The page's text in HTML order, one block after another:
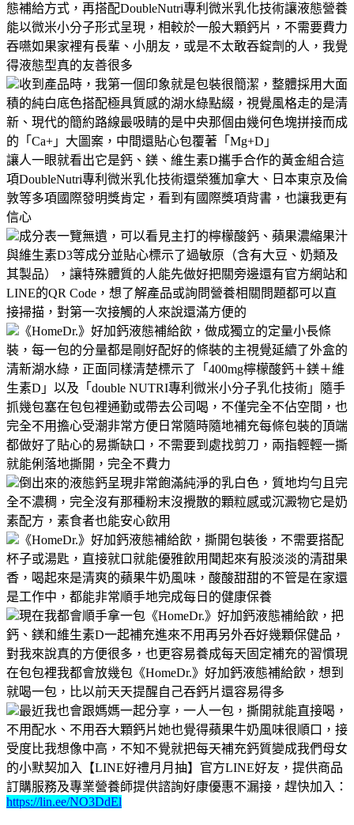
態補給方式，再搭配DoubleNutri專利微米乳化技術讓液態營養
能以微米小分子形式呈現，相較於一般大顆鈣片，不需要費力
吞嚥如果家裡有長輩、小朋友，或是不太敢吞錠劑的人，我覺
得液態型真的友善很多
收到產品時，我第一個印象就是包裝很簡潔，整體採用大面
積的純白底色搭配極具質感的湖水綠點綴，視覺風格走的是清
新、現代的簡約路線最吸睛的是中央那個由幾何色塊拼接而成
的「Ca+」大圖案，中間還貼心包覆著「Mg+D」
讓人一眼就看出它是鈣、鎂、維生素D攜手合作的黃金組合這
項DoubleNutri專利微米乳化技術還榮獲加拿大、日本東京及倫
敦等多項國際發明獎肯定，看到有國際獎項背書，也讓我更有
信心
成分表一覽無遺，可以看見主打的檸檬酸鈣、蘋果濃縮果汁
與維生素D3等成分並貼心標示了過敏原（含有大豆、奶類及
其製品），讓特殊體質的人能先做好把關旁邊還有官方網站和
LINE的QR Code，想了解產品或詢問營養相關問題都可以直
接掃描，對第一次接觸的人來說還滿方便的
《HomeDr.》好加鈣液態補給飲，做成獨立的定量小長條
裝，每一包的分量都是剛好配好的條裝的主視覺延續了外盒的
清新湖水綠，正面同樣清楚標示了「400mg檸檬酸鈣＋鎂＋維
生素D」以及「double NUTRI專利微米小分子乳化技術」隨手
抓幾包塞在包包裡通勤或帶去公司喝，不僅完全不佔空間，也
完全不用擔心受潮非常方便日常隨時隨地補充每條包裝的頂端
都做好了貼心的易撕缺口，不需要到處找剪刀，兩指輕輕一撕
就能俐落地撕開，完全不費力
倒出來的液態鈣呈現非常飽滿純淨的乳白色，質地均勻且完
全不濃稠，完全沒有那種粉末沒攪散的顆粒感或沉澱物它是奶
素配方，素食者也能安心飲用
《HomeDr.》好加鈣液態補給飲，撕開包裝後，不需要搭配
杯子或湯匙，直接就口就能優雅飲用聞起來有股淡淡的清甜果
香，喝起來是清爽的蘋果牛奶風味，酸酸甜甜的不管是在家還
是工作中，都能非常順手地完成每日的健康保養
現在我都會順手拿一包《HomeDr.》好加鈣液態補給飲，把
鈣、鎂和維生素D一起補充進來不用再另外吞好幾顆保健品，
對我來說真的方便很多，也更容易養成每天固定補充的習慣現
在包包裡我都會放幾包《HomeDr.》好加鈣液態補給飲，想到
就喝一包，比以前天天提醒自己吞鈣片還容易得多
最近我也會跟媽媽一起分享，一人一包，撕開就能直接喝，
不用配水、不用吞大顆鈣片她也覺得蘋果牛奶風味很順口，接
受度比我想像中高，不知不覺就把每天補充鈣質變成我們母女
的小默契加入【LINE好禮月月抽】官方LINE好友，提供商品
訂購服務及專業營養師提供諮詢好康優惠不漏接，趕快加入：
https://lin.ee/NO3DdEl